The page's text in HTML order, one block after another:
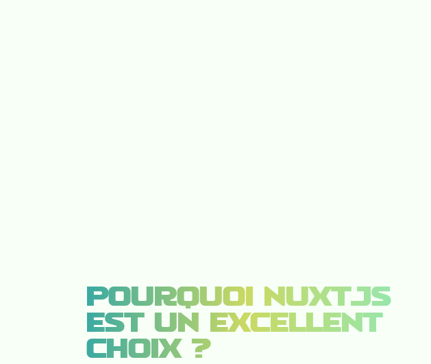
POURQUOI NUXT.JS
EST UN EXCELLENT
CHOIX ?